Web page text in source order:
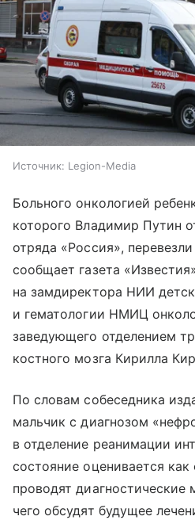
Источник: Legion-Media
Больного онкологией
которого Владимир Путин
отряда «Россия»,
сообщает газета
на замдиректора НИИ
и гематологии НМИЦ
заведующего отделением
костного мозга Кирилла
По словам собеседника
мальчик с диагнозом
в отделение реанимации
состояние оценивается как
проводят диагностические
чего обсудят будущее